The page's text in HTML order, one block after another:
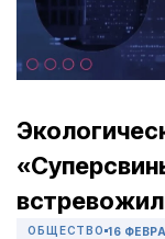
ОБЩЕСТВО 16